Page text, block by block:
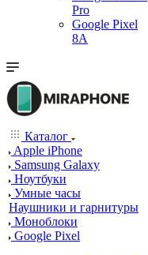
Pro
Google Pixel
8A
Каталог
Apple iPhone
Samsung Galaxy
Ноутбуки
Умные часы
Наушники и гарнитуры
Моноблоки
Google Pixel